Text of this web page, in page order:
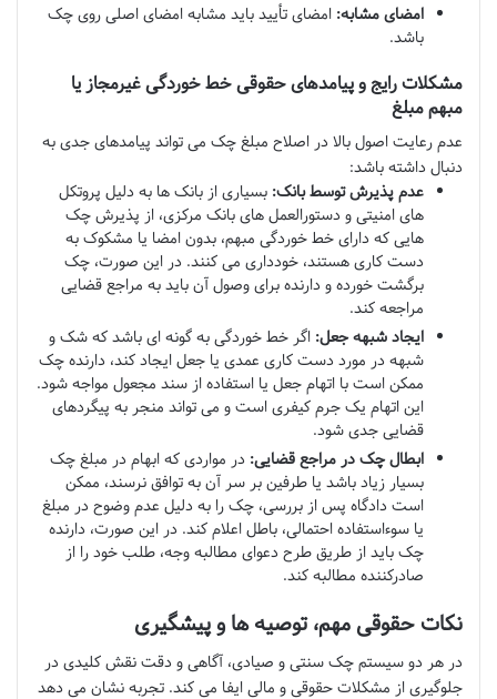
امضای مشابه: امضای تأیید باید مشابه امضای اصلی روی چک
باشد.
مشکلات رایج و پیامدهای حقوقی خط خوردگی غیرمجاز یا
مبهم مبلغ
عدم رعایت اصول بالا در اصلاح مبلغ چک می تواند پیامدهای جدی به
دنبال داشته باشد:
عدم پذیرش توسط بانک: بسیاری از بانک ها به دلیل پروتکل
های امنیتی و دستورالعمل های بانک مرکزی، از پذیرش چک
هایی که دارای خط خوردگی مبهم، بدون امضا یا مشکوک به
دست کاری هستند، خودداری می کنند. در این صورت، چک
برگشت خورده و دارنده برای وصول آن باید به مراجع قضایی
مراجعه کند.
ایجاد شبهه جعل: اگر خط خوردگی به گونه ای باشد که شک و
شبهه در مورد دست کاری عمدی یا جعل ایجاد کند، دارنده چک
ممکن است با اتهام جعل یا استفاده از سند مجعول مواجه شود.
این اتهام یک جرم کیفری است و می تواند منجر به پیگردهای
قضایی جدی شود.
ابطال چک در مراجع قضایی: در مواردی که ابهام در مبلغ چک
بسیار زیاد باشد یا طرفین بر سر آن به توافق نرسند، ممکن
است دادگاه پس از بررسی، چک را به دلیل عدم وضوح در مبلغ
یا سوءاستفاده احتمالی، باطل اعلام کند. در این صورت، دارنده
چک باید از طریق طرح دعوای مطالبه وجه، طلب خود را از
صادرکننده مطالبه کند.
نکات حقوقی مهم، توصیه ها و پیشگیری
در هر دو سیستم چک سنتی و صیادی، آگاهی و دقت نقش کلیدی در
جلوگیری از مشکلات حقوقی و مالی ایفا می کند. تجربه نشان می دهد